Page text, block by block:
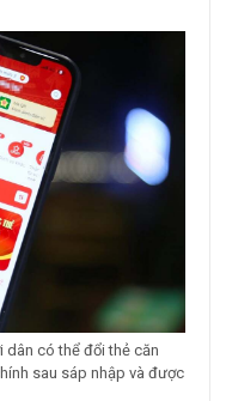
dân có thể đổi thẻ căn
sau sáp nhập và được